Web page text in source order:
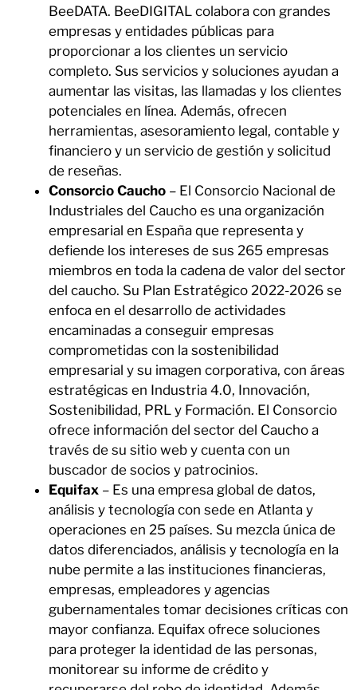
BeeDATA. BeeDIGITAL colabora con grandes
empresas y entidades públicas para
proporcionar a los clientes un servicio
completo. Sus servicios y soluciones ayudan a
aumentar las visitas, las llamadas y los clientes
potenciales en línea. Además, ofrecen
herramientas, asesoramiento legal, contable y
financiero y un servicio de gestión y solicitud
de reseñas.
Consorcio Caucho – El Consorcio Nacional de
Industriales del Caucho es una organización
empresarial en España que representa y
defiende los intereses de sus 265 empresas
miembros en toda la cadena de valor del sector
del caucho. Su Plan Estratégico 2022-2026 se
enfoca en el desarrollo de actividades
encaminadas a conseguir empresas
comprometidas con la sostenibilidad
empresarial y su imagen corporativa, con áreas
estratégicas en Industria 4.0, Innovación,
Sostenibilidad, PRL y Formación. El Consorcio
ofrece información del sector del Caucho a
través de su sitio web y cuenta con un
buscador de socios y patrocinios.
Equifax – Es una empresa global de datos,
análisis y tecnología con sede en Atlanta y
operaciones en 25 países. Su mezcla única de
datos diferenciados, análisis y tecnología en la
nube permite a las instituciones financieras,
empresas, empleadores y agencias
gubernamentales tomar decisiones críticas con
mayor confianza. Equifax ofrece soluciones
para proteger la identidad de las personas,
monitorear su informe de crédito y